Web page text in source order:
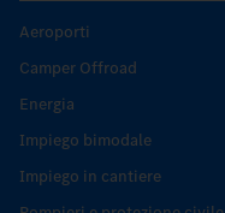
Aeroporti
Camper Offroad
Energia
Impiego bimodale
Impiego in cantiere